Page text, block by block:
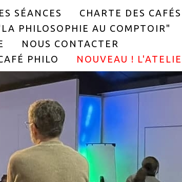
SÉANCES
CHARTE DES
PHILOSOPHIE AU COMPTOIR"
NOUS CONTACTER
PHILO
NOUVEAU !